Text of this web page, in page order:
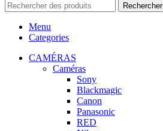
Rechercher
Menu
Categories
CAMÉRAS
Caméras
Sony
Blackmagic
Canon
Panasonic
RED